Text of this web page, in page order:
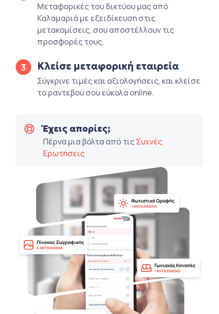
Μεταφορικές του δικτύου μας από
Καλαμαριά με εξειδίκευση στις
μετακομίσεις, σου αποστέλλουν τις
προσφορές τους.
3 Κλείσε μεταφορική εταιρεία
Σύγκρινε τιμές και αξιολογήσεις, και κλείσε
το ραντεβού σου εύκολα online.
Έχεις απορίες;
Πέρνα μια βόλτα από τιςΣυχνές
Ερωτήσεις